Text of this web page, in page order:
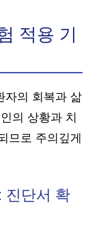
적용 기
자의 회복과 삶
의 상황과 치
므로 주의깊게
진단서 확